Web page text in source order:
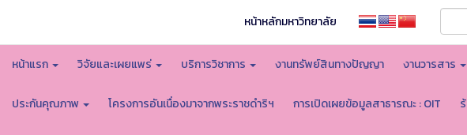
หน้าหลักมหาวิทยาลัย
หน้าแรก วิจัยและเผยแพร่ บริการวิชาการ งานทรัพย์สินทางปัญญา งานวารสาร
ประกันคุณภาพ โครงการอันเนื่องมาจากพระราชดำริฯ การเปิดเผยข้อมูลสาธารณะ : OIT